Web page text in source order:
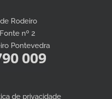
Rodeiro
nº 2
Pontevedra
de privacidade